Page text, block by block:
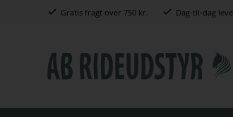
Gratis fragt over 750 kr. Dag-til-dag